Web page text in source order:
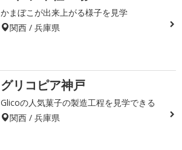
かまぼこが出来上がる様子を見学
関西 / 兵庫県
グリコピア神戸
Glicoの人気菓子の製造工程を見学できる
関西 / 兵庫県